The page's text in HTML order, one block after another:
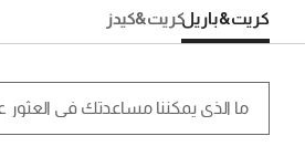
كريت&باريلكريت&كيدز